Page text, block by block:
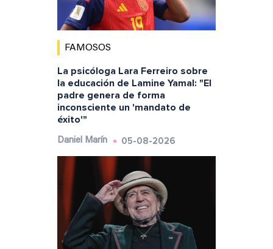
FAMOSOS
La psicóloga Lara Ferreiro sobre
la educación de Lamine Yamal: "El
padre genera de forma
inconsciente un 'mandato de
éxito'"
Daniel Marín 05-08-2026